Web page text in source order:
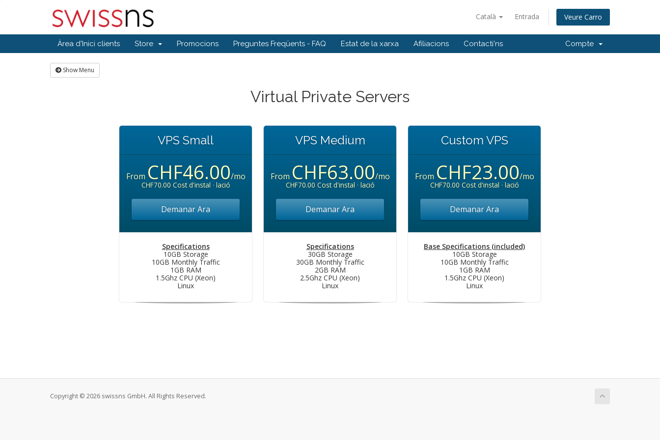
Català Entrada Veure Carro
Àrea d'Inici clients Store Promocions Preguntes Freqüents - FAQ Estat de la xarxa Afiliacions Contacti'ns Compte
Show Menu
Virtual Private Servers
VPS Small
From CHF46.00/mo
CHF70.00 Cost d'instal · lació
Demanar Ara
Specifications
10GB Storage
10GB Monthly Traffic
1GB RAM
1.5Ghz CPU (Xeon)
Linux
VPS Medium
From CHF63.00/mo
CHF70.00 Cost d'instal · lació
Demanar Ara
Specifications
30GB Storage
30GB Monthly Traffic
2GB RAM
2.5Ghz CPU (Xeon)
Linux
Custom VPS
From CHF23.00/mo
CHF70.00 Cost d'instal · lació
Demanar Ara
Base Specifications (included)
10GB Storage
10GB Monthly Traffic
1GB RAM
1.5Ghz CPU (Xeon)
Linux
Copyright © 2026 swissns GmbH. All Rights Reserved.